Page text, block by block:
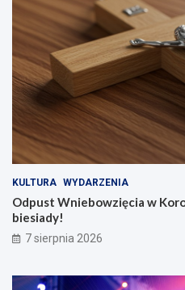
KULTURA WYDARZENIA
Odpust Wniebowzięcia w
biesiady!
7 sierpnia 2026